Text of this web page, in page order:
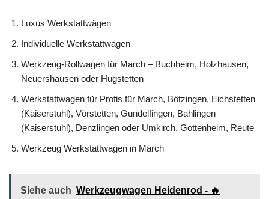
Luxus Werkstattwägen
Individuelle Werkstattwagen
Werkzeug-Rollwagen für March – Buchheim, Holzhausen,
Neuershausen oder Hugstetten
Werkstattwagen für Profis für March, Bötzingen, Eichstetten
(Kaiserstuhl), Vörstetten, Gundelfingen, Bahlingen
(Kaiserstuhl), Denzlingen oder Umkirch, Gottenheim, Reute
Werkzeug Werkstattwagen in March
Siehe auch Werkzeugwagen Heidenrod - 🔥